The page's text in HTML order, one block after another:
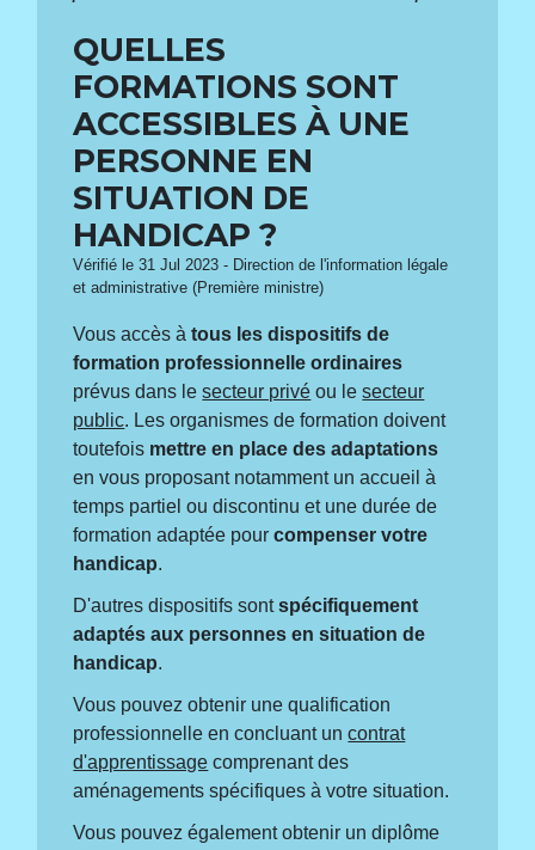
QUELLES
FORMATIONS SONT
ACCESSIBLES À UNE
PERSONNE EN
SITUATION DE
HANDICAP ?
Vérifié le 31 Jul 2023 - Direction de l'information légale
et administrative (Première ministre)
Vous accès àtous les dispositifs de
formation professionnelle ordinaires
prévus dans lesecteur privé ou lesecteur
public. Les organismes de formation doivent
toutefois mettre en place des adaptations
en vous proposant notamment un accueil à
temps partiel ou discontinu et une durée de
formation adaptée pourcompenser votre
handicap.
D'autres dispositifs sontspécifiquement
adaptés aux personnes en situation de
handicap.
Vous pouvez obtenir une qualification
professionnelle en concluant uncontrat
d'apprentissage comprenant des
aménagements spécifiques à votre situation.
Vous pouvez également obtenir un diplôme